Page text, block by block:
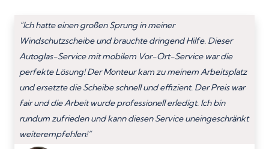
“Ich hatte einen großen Sprung in meiner
Windschutzscheibe und brauchte dringend Hilfe. Dieser
Autoglas-Service mit mobilem Vor-Ort-Service war die
perfekte Lösung! Der Monteur kam zu meinem Arbeitsplatz
und ersetzte die Scheibe schnell und effizient. Der Preis war
fair und die Arbeit wurde professionell erledigt. Ich bin
rundum zufrieden und kann diesen Service uneingeschränkt
weiterempfehlen!”